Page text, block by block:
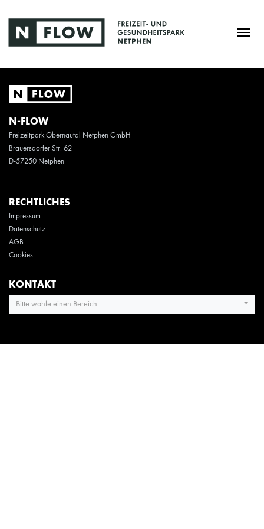
N-FLOW
Freizeitpark Obernautal Netphen GmbH
Brauersdorfer Str. 62
D-57250 Netphen
RECHTLICHES
Impressum
Datenschutz
AGB
Cookies
KONTAKT
Bitte wähle einen Bereich ...